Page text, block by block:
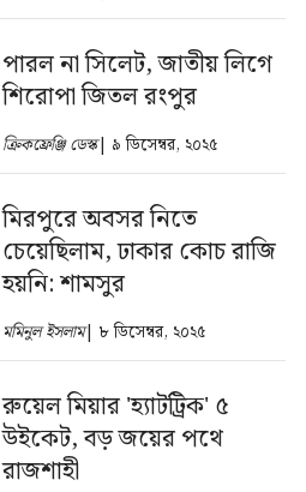
পারল না সিলেট, জাতীয় লিগে
শিরোপা জিতল রংপুর
ক্রিকফ্রেঞ্জি ডেস্ক| ৯ ডিসেম্বর, ২০২৫
মিরপুরে অবসর নিতে
চেয়েছিলাম, ঢাকার কোচ রাজি
হয়নি: শামসুর
মমিনুল ইসলাম| ৮ ডিসেম্বর, ২০২৫
রুয়েল মিয়ার 'হ্যাটট্রিক' ৫
উইকেট, বড় জয়ের পথে
রাজশাহী